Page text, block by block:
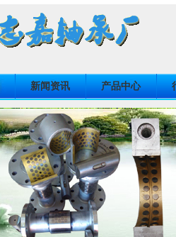
新闻资讯 产品中心